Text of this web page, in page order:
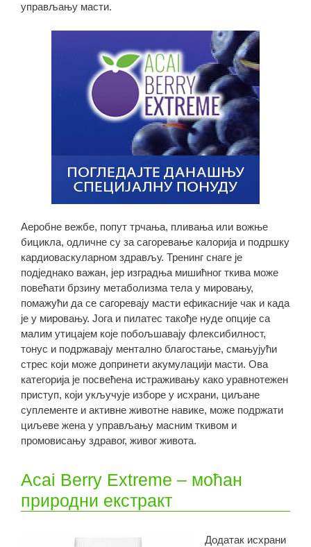
управљању масти.
Аеробне вежбе, попут трчања, пливања или вожње
бицикла, одличне су за сагоревање калорија и подршку
кардиоваскуларном здрављу. Тренинг снаге је
подједнако важан, јер изградња мишићног ткива може
повећати брзину метаболизма тела у мировању,
помажући да се сагоревају масти ефикасније чак и када
је у мировању. Јога и пилатес такође нуде опције са
малим утицајем које побољшавају флексибилност,
тонус и подржавају ментално благостање, смањујући
стрес који може допринети акумулацији масти. Ова
категорија је посвећена истраживању како уравнотежен
приступ, који укључује изборе у исхрани, циљане
суплементе и активне животне навике, може подржати
циљеве жена у управљању масним ткивом и
промовисању здравог, живог живота.
Acai Berry Extreme – моћан
природни екстракт
Додатак исхрани